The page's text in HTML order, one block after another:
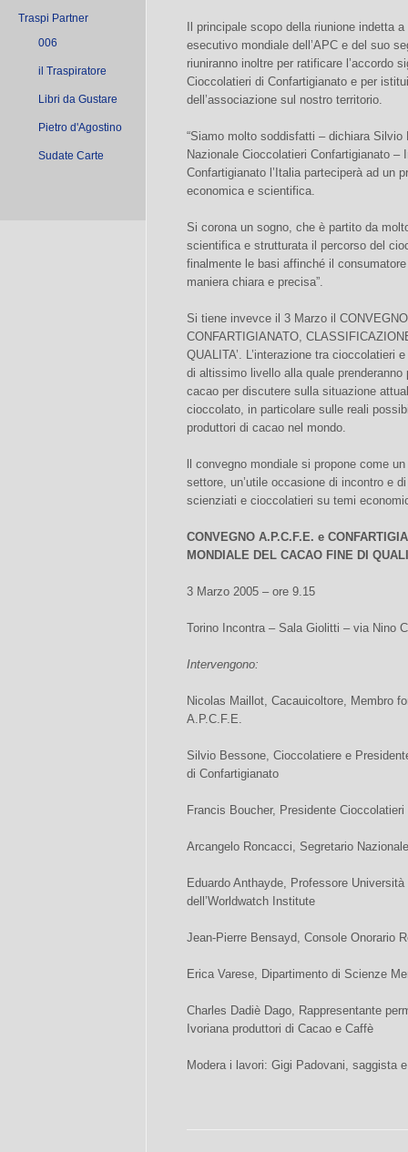
Traspi Partner
006
il Traspiratore
Libri da Gustare
Pietro d'Agostino
Sudate Carte
Il principale scopo della riunione indetta
esecutivo mondiale dell’APC e del suo
riuniranno inoltre per ratificare l’accordo
Cioccolatieri di Confartigianato e per
dell’associazione sul nostro territorio.
“Siamo molto soddisfatti – dichiara
Nazionale Cioccolatieri Confartigianato –
Confartigianato l’Italia parteciperà ad un
economica e scientifica.
Si corona un sogno, che è partito da
scientifica e strutturata il percorso del
finalmente le basi affinché il
maniera chiara e precisa”.
Si tiene invevce il 3 Marzo il
CONFARTIGIANATO,
QUALITA’. L’interazione tra cioccolatieri
di altissimo livello alla quale
cacao per discutere sulla situazione
cioccolato, in particolare sulle reali
produttori di cacao nel mondo.
ll convegno mondiale si propone come
settore, un’utile occasione di incontro e
scienziati e cioccolatieri su temi
CONVEGNO A.P.C.F.E. e
MONDIALE DEL CACAO FINE DI
3 Marzo 2005 – ore 9.15
Torino Incontra – Sala Giolitti – via Nino
Intervengono:
Nicolas Maillot, Cacauicoltore, Membro
A.P.C.F.E.
Silvio Bessone, Cioccolatiere e
di Confartigianato
Francis Boucher, Presidente
Arcangelo Roncacci, Segretario
Eduardo Anthayde, Professore
dell’Worldwatch Institute
Jean-Pierre Bensayd, Console Onorario
Erica Varese, Dipartimento di Scienze
Charles Dadiè Dago, Rappresentante
Ivoriana produttori di Cacao e Caffè
Modera i lavori: Gigi Padovani, saggista